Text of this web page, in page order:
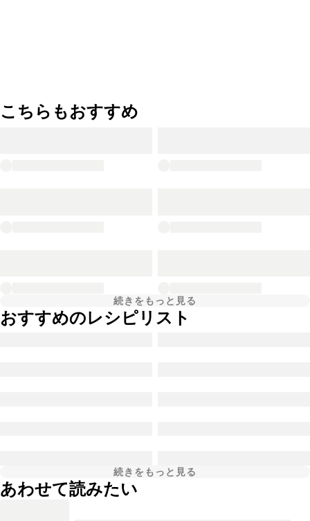
こちらもおすすめ
続きをもっと見る
おすすめのレシピリスト
続きをもっと見る
あわせて読みたい